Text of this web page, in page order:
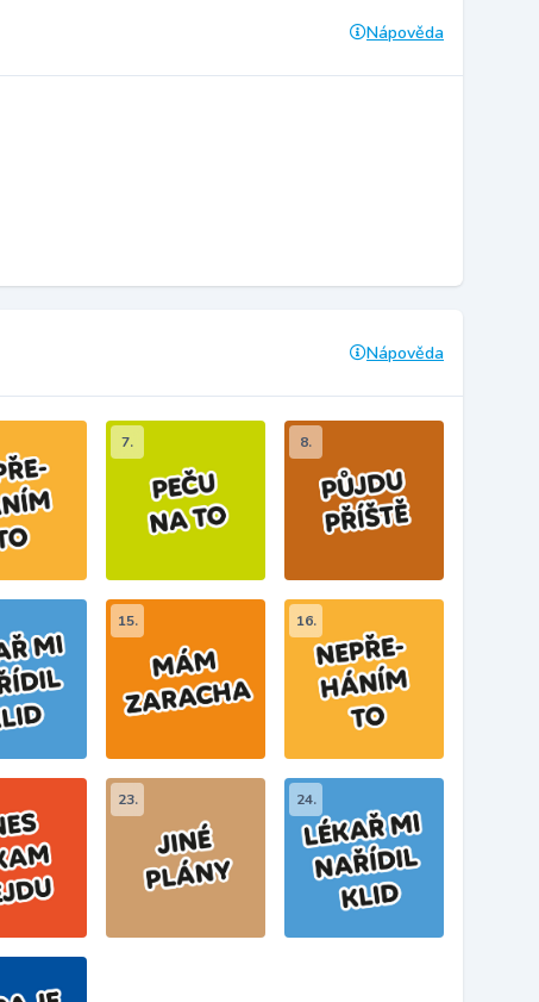
Nápověda
Nápověda
7. 8.
15. 16.
23. 24.